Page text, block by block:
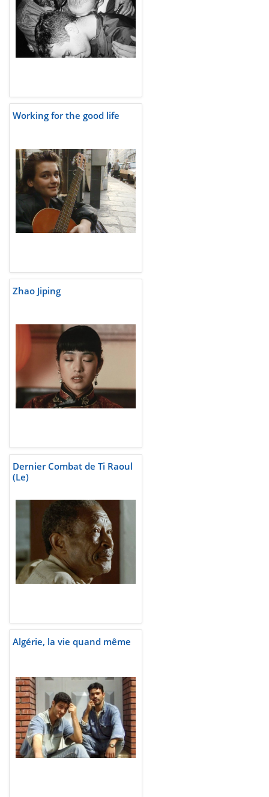
Working for the good life
Zhao Jiping
Dernier Combat de Ti Raoul
(Le)
Algérie, la vie quand même